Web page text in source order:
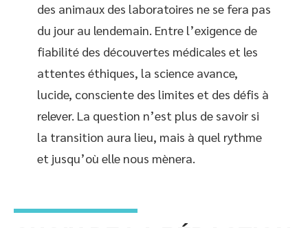
des animaux des laboratoires ne se fera pas
du jour au lendemain. Entre l’exigence de
fiabilité des découvertes médicales et les
attentes éthiques, la science avance,
lucide, consciente des limites et des défis à
relever. La question n’est plus de savoir si
la transition aura lieu, mais à quel rythme
et jusqu’où elle nous mènera.